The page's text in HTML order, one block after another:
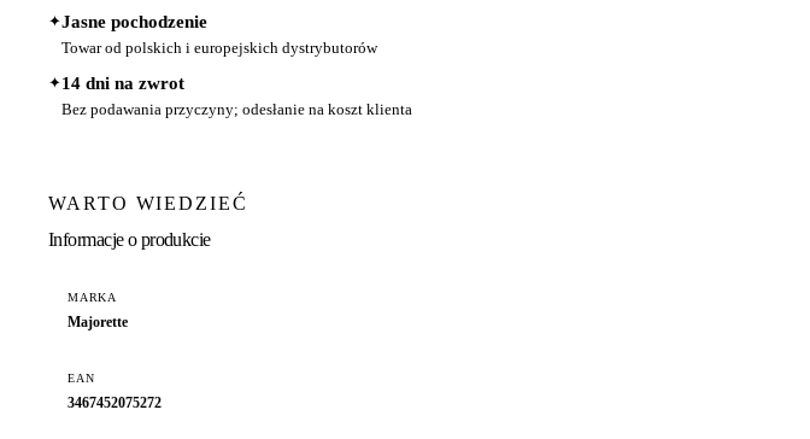
✦Jasne pochodzenie
Towar od polskich i europejskich dystrybutorów
✦14 dni na zwrot
Bez podawania przyczyny; odesłanie na koszt klienta
WARTO WIEDZIEĆ
Informacje o produkcie
MARKA
Majorette
EAN
3467452075272